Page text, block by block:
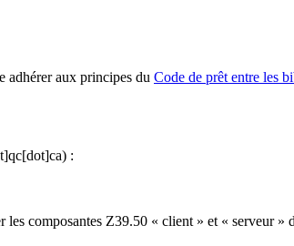
adhérer aux principes du Code de prêt entre les
:
composantes Z39.50 « client » et « serveur »